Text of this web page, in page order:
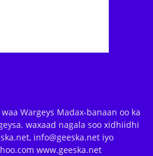
Wargeys Madax-banaan oo ka
waxaad nagala soo xidhiidhi
info@geeska.net iyo
www.geeska.net